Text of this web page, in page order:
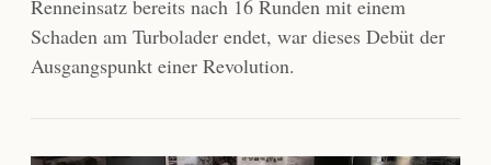
Renneinsatz bereits nach 16 Runden mit einem
Schaden am Turbolader endet, war dieses Debüt der
Ausgangspunkt einer Revolution.